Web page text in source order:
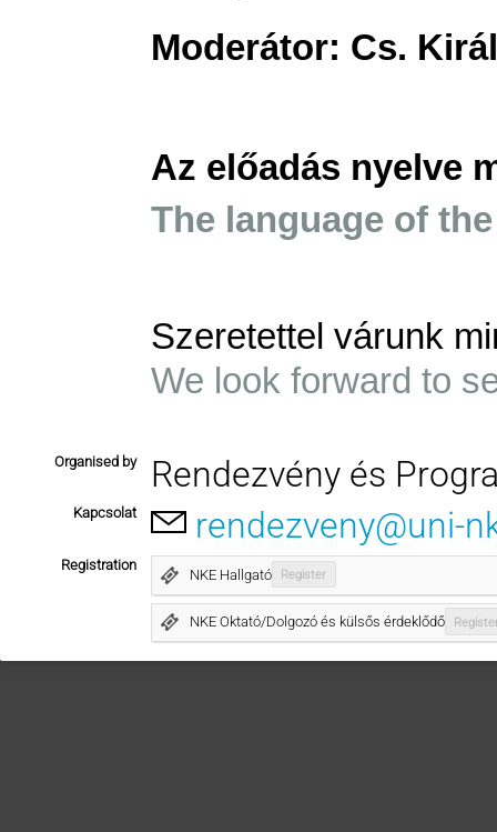
Moderátor: Cs.
Az előadás nyelve
The language of
Szeretettel várunk
We look forward to
Organised by Rendezvény és
Kapcsolat rendezveny@uni-
Registration
NKE Hallgató Register
NKE Oktató/Dolgozó és külsős érdeklődő